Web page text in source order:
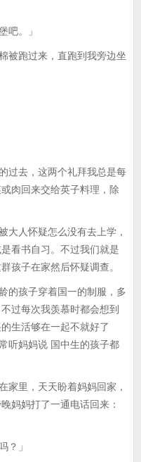
。」
跑过来，直跑到我旁边坐
去，这两个礼拜我总是每
肉回来交给英子料理，除
人怀疑怎么没有去上学，
看书自习。不过我们就是
孩子在家然后怀疑调查。
孩子穿着国一的制服，多
过每次我羡慕时都会想到
生活够在一起不就好了
听妈妈说 国中生的孩子都
里，天天盼着妈妈回家，
妈妈打了一通电话回来：
」